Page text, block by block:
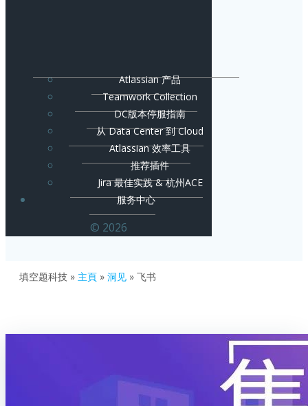
Atlassian 产品
Teamwork Collection
DC版本停服指南
从 Data Center 到 Cloud
Atlassian 效率工具
推荐插件
Jira 最佳实践 & 杭州ACE
服务中心
© 2026
填空题科技 » 主頁 » 洞见 » 飞书